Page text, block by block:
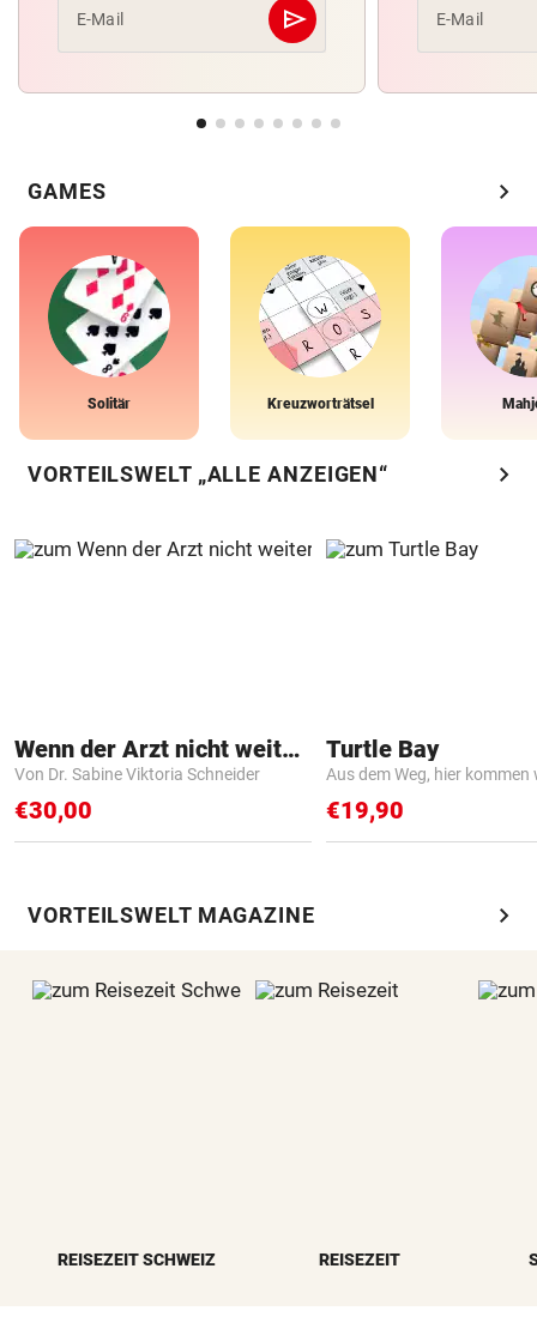
E-Mail send
Abschicken E-Mail
GAMES chevron_right
Solitär Kreuzworträtsel
VORTEILSWELT „ALLE ANZEIGEN“ chevron_right
Wenn der Arzt nicht weiter weiß
Von Dr. Sabine Viktoria Schneider
€30,00
Turtle Bay
Aus dem Weg, hier kommen
€19,90
VORTEILSWELT MAGAZINE chevron_right
REISEZEIT SCHWEIZ REISEZEIT